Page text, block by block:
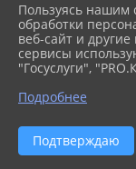
30.05.2026 08:06
Пользуясь нашим
обработки
веб-сайт и
сервисы
"Госуслуги",
Подробнее
Подтверждаю